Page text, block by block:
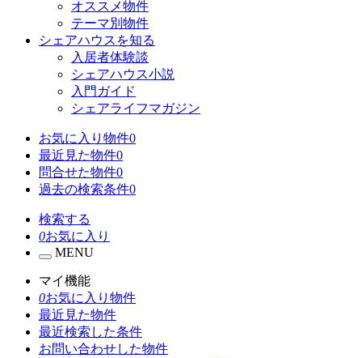
オススメ物件
テーマ別物件
シェアハウスを知る
入居者体験談
シェアハウス小説
入門ガイド
シェアライフマガジン
お気に入り物件0
最近見た物件0
問合せた物件0
過去の検索条件0
検索する
0お気に入り
MENU
マイ機能
0お気に入り物件
最近見た物件
最近検索した条件
お問い合わせした物件